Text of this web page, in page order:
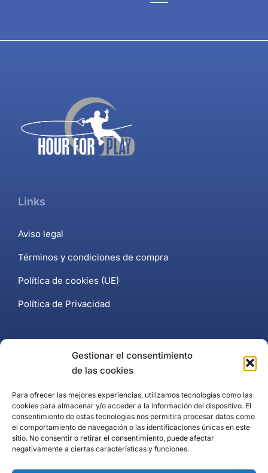
Gestionar el consentimiento
de las cookies
Para ofrecer las mejores experiencias, utilizamos tecnologías como las
cookies para almacenar y/o acceder a la información del dispositivo. El
consentimiento de estas tecnologías nos permitirá procesar datos como
el comportamiento de navegación o las identificaciones únicas en este
sitio. No consentir o retirar el consentimiento, puede afectar
negativamente a ciertas características y funciones.
Links
Aviso legal
Términos y condiciones de compra
Política de cookies (UE)
Política de Privacidad
Página de contacto
Puerto Banús, Marbella